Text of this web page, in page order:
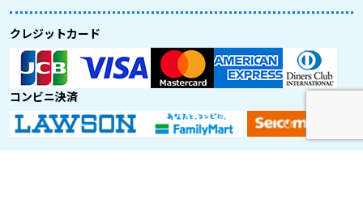
クレジットカード
コンビニ決済